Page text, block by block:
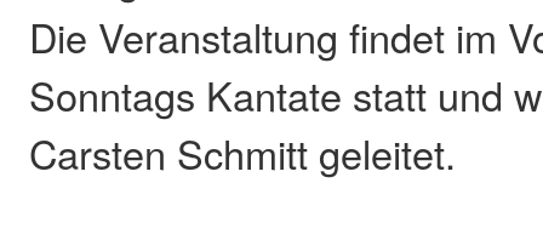
Die Veranstaltung findet im
Sonntags Kantate statt und
Carsten Schmitt geleitet.